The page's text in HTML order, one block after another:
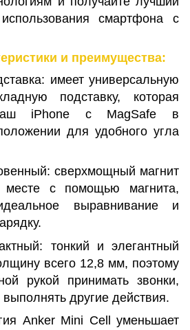
смартфона с
и преимущества:
имеет универсальную
подставку, которая
iPhone с MagSafe в
для удобного угла
сверхмощный магнит
месте с помощью магнита,
выравнивание и
тонкий и элегантный
всего 12,8 мм, поэтому
рукой принимать звонки,
другие действия.
Anker Mini Cell уменьшает